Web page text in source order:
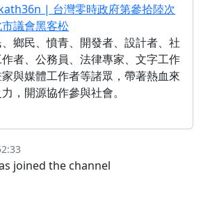
| 台灣零時政府第參拾陸次
議會黑客松
鄉民、憤青、開發者、設計者、社
者、公務員、法律專家、文字工作
與媒體工作者等諸眾，帶著熱血來
，開源協作參與社會。
joined the channel